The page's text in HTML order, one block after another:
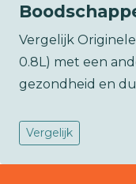
Vergelijk
0.8L) met een
gezondheid en
Vergelijk